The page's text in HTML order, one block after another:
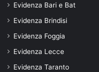
Evidenza Bari e Bat
Evidenza Brindisi
Evidenza Foggia
Evidenza Lecce
Evidenza Taranto